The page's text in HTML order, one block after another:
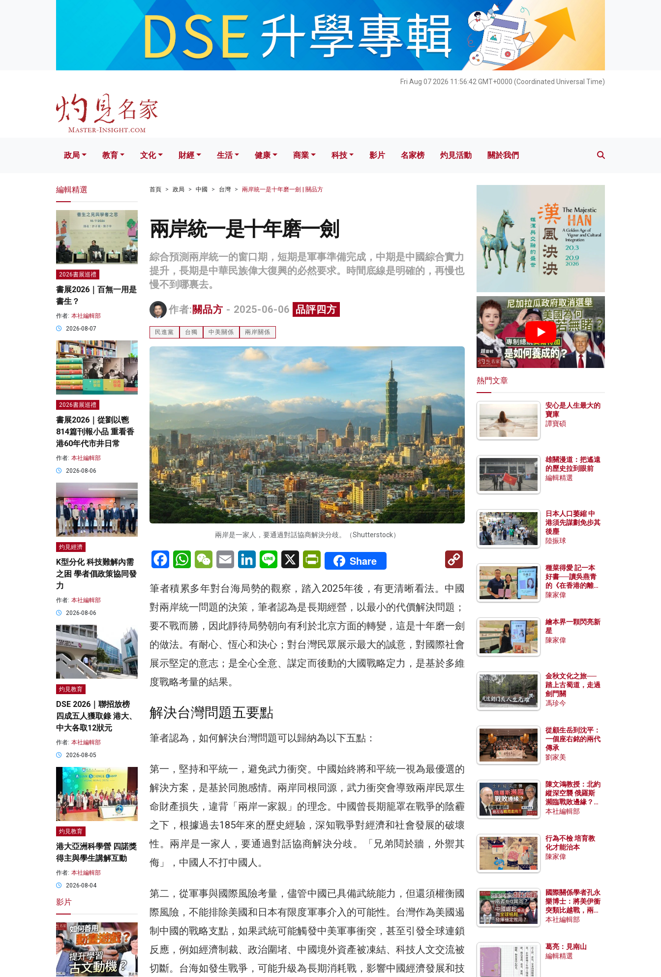
Fri Aug 07 2026 11:56:44 GMT+0000 (Coordinated Universal Time)
文化 財經 生活 健康 科技 影片 名家榜 灼見活動 關於我們
政局 教育 文化 財經 生活 健康 商業 科技 影片 名家榜 灼見活動 關於我們
首頁 政局 中國 台灣 兩岸統一是十年磨一劍 | 關品方
兩岸統一是十年磨一劍
綜合預測兩岸統一的窗口期，短期是軍事準備完成，中期是中國綜合實力
提升，長期是中華民族偉大復興的必然要求。時間底線是明確的，再慢也
慢不到哪裏去。
作者: 關品方 - 2025-06-06 品評四方
民進黨 台獨 中美關係 兩岸關係
兩岸是一家人，要通過對話協商解決分歧。（Shutterstock）
FacebookWhatsAppWeChatEmail LinkedInLine X PrintFriendly
Share
筆者積累多年對台海局勢的觀察，踏入2025年後，有更清晰看法。中國
對兩岸統一問題的決策，筆者認為是長期經營，以最小的代價解決問題；
要不戰而勝，因此靜待局勢朝向有利於北京方面的轉變，這是十年磨一劍
的做法。有耐心、恆心和決心；對台灣民眾展示最大的誠意，對國際社會
展示堅定的意志；是全心全意、謀定而後動的大國戰略定力，是基於多維
度戰略考量的結果。
解決台灣問題五要點
筆者認為，如何解決台灣問題可以歸納為以下五點：
第一，堅持和平統一，避免武力衝突。中國始終將和平統一視為最優選的
解決方案，是基於同胞感情。兩岸同根同源，武力衝突會導致兩岸民眾生
命財產損失，違背「兩岸一家親」的理念。中國曾長期籠罩在戰爭的陰霾
之下，根據過去185年來的歷史經驗，深知戰爭對經濟和社會發展的破壞
性。兩岸是一家人，要通過對話協商解決分歧。「兄弟鬩於牆，外禦其
侮」，中國人不打中國人。
第二，從軍事與國際風險考量，儘管中國已具備武統能力，但還須權衡國
際風險，不能排除美國和日本有限度軍事介入的可能性。台灣作為美國遏
制中國的戰略支點，如果武統可能觸發中美軍事衝突，甚至引發全球連鎖
反應，例如經濟制裁、政治圍堵、中國境外資產被凍結、科技人文交流被
切斷。台海如發生戰爭，可能升級為長期消耗戰，影響中國經濟發展和技
編輯精選
2026書展巡禮
書展2026｜百無一用是
書生？
作者: 本社編輯部
2026-08-07
2026書展巡禮
書展2026｜從劉以鬯
814篇刊報小品 重看香
港60年代市井日常
作者: 本社編輯部
2026-08-06
灼見經濟
K型分化 科技難解內需
之困 學者倡政策協同發
力
作者: 本社編輯部
2026-08-06
灼見教育
DSE 2026｜聯招放榜
四成五人獲取錄 港大、
中大各取12狀元
作者: 本社編輯部
2026-08-05
灼見教育
港大亞洲科學營 四諾獎
得主與學生講解互動
作者: 本社編輯部
2026-08-04
影片
熱門文章
安心是人生最大的
寶庫
譚寶碩
雄關漫道：把遙遠
的歷史拉到眼前
編輯精選
日本人口萎縮 中
港須先謀劃免步其
後塵
陸振球
種菜得愛 記一本
好書──讀吳燕青
的《在香港的離島
種菜》
陳家偉
繪本界一顆閃亮新
星
陳家偉
金秋文化之旅──
踏上古蜀道，走過
劍門關
馮珍今
從顧生岳到沈平：
一個座右銘的兩代
傳承
劉家美
陳文鴻教授：北約
縱深空襲 俄羅斯
瀕臨戰敗邊緣？中
國零部件能左右戰
本社編輯部
行為不檢 培育教
化才能治本
陳家偉
國際關係學者孔永
樂博士：將美伊衝
突類比越戰，兩者
有何異同？中國崛
本社編輯部
葛亮：見南山
編輯精選